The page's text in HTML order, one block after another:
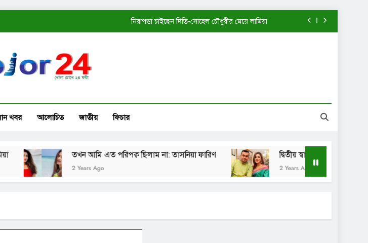
নিরাপত্তা চাইছেন দিতি-সোহেল চৌধুরীর মেয়ে লামিয়া
দ্বিতীয় স্বামীর কাছে ফিরতে চাইছেন মাহিয়া মাহি?
খবর আলোচিত জাতীয় ফিচার
তখন আমি এত পরিপক্ব ছিলাম না: তাসনিয়া ফারিণ
2 Years Ago
দ্বিতীয় স্বামীর কাছে ফিরতে চাইছেন
2 Years Ago